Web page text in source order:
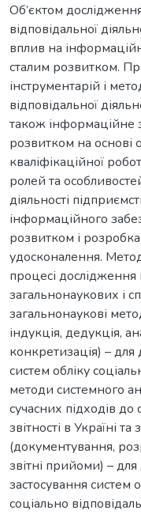
Об’єктом
відповідальної
вплив на
сталим розвитком.
інструментарій і
відповідальної
також інформаційне
розвитком на основі
кваліфікаційної
ролей та
діяльності
інформаційного
розвитком і
удосконалення.
процесі дослідження
загальнонаукових і
загальнонаукові
індукція, дедукція,
конкретизація) – для
систем обліку
методи системного
сучасних підходів
звітності в Україні
(документування,
звітні прийоми) –
застосування систем
соціально